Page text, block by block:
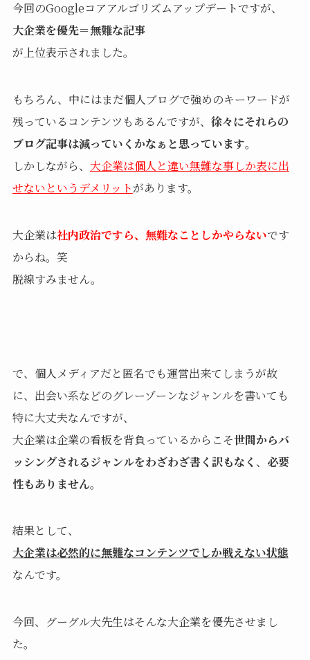
今回のGoogleコアアルゴリズムアップデートですが、
大企業を優先＝無難な記事
が上位表示されました。
もちろん、中にはまだ個人ブログで強めのキーワードが
残っているコンテンツもあるんですが、 徐々にそれらの
ブログ記事は減っていくかなぁと思っています。
しかしながら、 大企業は個人と違い無難な事しか表に出
せないというデメリットがあります。
大企業は社内政治ですら、無難なことしかやらないです
からね。笑
脱線すみません。
で、個人メディアだと匿名でも運営出来てしまうが故
に、出会い系などのグレーゾーンなジャンルを書いても
特に大丈夫なんですが、
大企業は企業の看板を背負っているからこそ世間からバ
ッシングされるジャンルをわざわざ書く訳もなく 、 必要
性もありません。
結果として、
大企業は必然的に無難なコンテンツでしか戦えない状態
なんです。
今回、グーグル大先生はそんな大企業を優先させまし
た。